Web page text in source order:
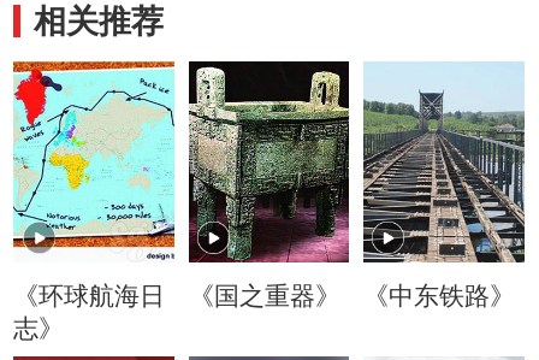
相关推荐
《环球航海日
志》
《国之重器》 《中东铁路》